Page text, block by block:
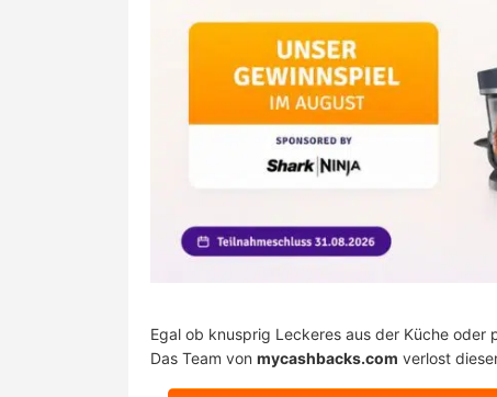
Egal ob knusprig Leckeres aus der Küche oder
Das Team von mycashbacks.com verlost